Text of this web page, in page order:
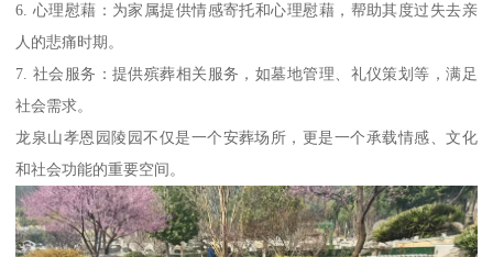
6. 心理慰藉：为家属提供情感寄托和心理慰藉，帮助其度过失去亲
人的悲痛时期。
7. 社会服务：提供殡葬相关服务，如墓地管理、礼仪策划等，满足
社会需求。
龙泉山孝恩园陵园不仅是一个安葬场所，更是一个承载情感、文化
和社会功能的重要空间。